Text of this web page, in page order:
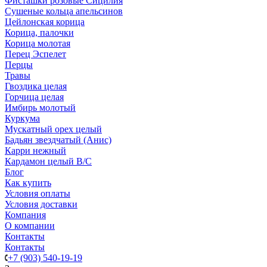
Сушеные кольца апельсинов
Цейлонская корица
Корица, палочки
Корица молотая
Перец Эспелет
Перцы
Травы
Гвоздика целая
Горчица целая
Имбирь молотый
Куркума
Мускатный орех целый
Бадьян звездчатый (Анис)
Карри нежный
Кардамон целый В/С
Блог
Как купить
Условия оплаты
Условия доставки
Компания
О компании
Контакты
Контакты
+7 (903) 540-19-19